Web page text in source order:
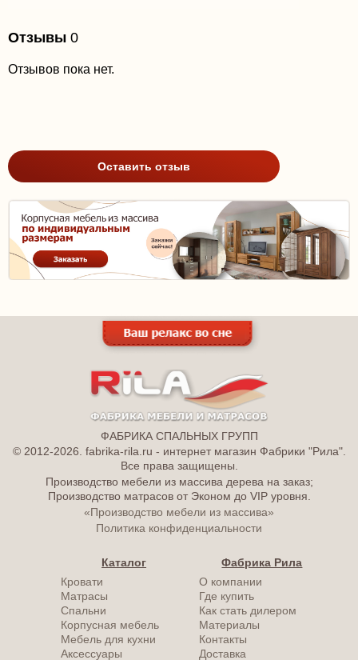
Отзывы 0
Отзывов пока нет.
Оставить отзыв
ФАБРИКА СПАЛЬНЫХ ГРУПП
© 2012-2026. fabrika-rila.ru - интернет магазин Фабрики "Рила".
Все права защищены.
Производство мебели из массива дерева на заказ;
Производство матрасов от Эконом до VIP уровня.
«Производство мебели из массива»
Политика конфиденциальности
Каталог
Кровати
Матрасы
Спальни
Корпусная мебель
Мебель для кухни
Аксессуары
Фабрика Рила
О компании
Где купить
Как стать дилером
Материалы
Контакты
Доставка